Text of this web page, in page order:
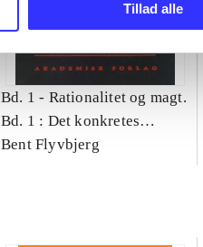
Tillad alle
Bd. 1 - Rationalitet og magt.
Bd. 1 : Det konkretes
videnskab
Bent Flyvbjerg